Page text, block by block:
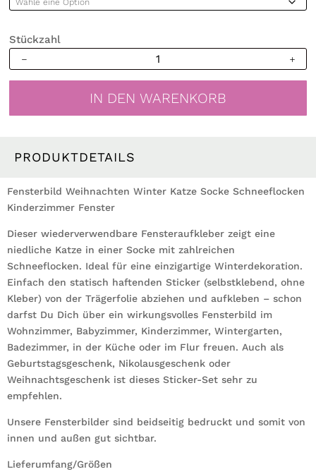
Stückzahl
Weihnachten
Kinderzimmer
wiederverwendbar
Menge
IN DEN WARENKORB
PRODUKTDETAILS
Fensterbild Weihnachten Winter Katze Socke Schneeflocken
Kinderzimmer Fenster
Dieser wiederverwendbare Fensteraufkleber zeigt eine
niedliche Katze in einer Socke mit zahlreichen
Schneeflocken. Ideal für eine einzigartige Winterdekoration.
Einfach den statisch haftenden Sticker (selbstklebend, ohne
Kleber) von der Trägerfolie abziehen und aufkleben – schon
darfst Du Dich über ein wirkungsvolles Fensterbild im
Wohnzimmer, Babyzimmer, Kinderzimmer, Wintergarten,
Badezimmer, in der Küche oder im Flur freuen. Auch als
Geburtstagsgeschenk, Nikolausgeschenk oder
Weihnachtsgeschenk ist dieses Sticker-Set sehr zu
empfehlen.
Unsere Fensterbilder sind beidseitig bedruckt und somit von
innen und außen gut sichtbar.
Lieferumfang/Größen